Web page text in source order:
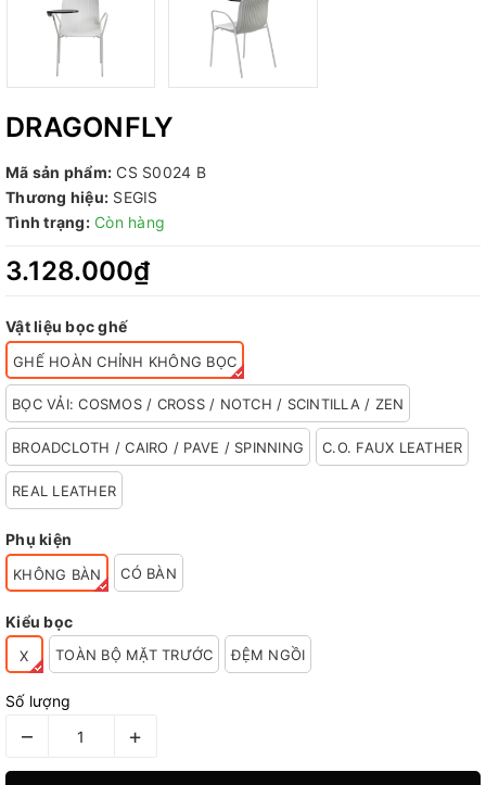
DRAGONFLY
Mã sản phẩm: CS S0024 B
Thương hiệu: SEGIS
Tình trạng: Còn hàng
3.128.000₫
Vật liệu bọc ghế
GHẾ HOÀN CHỈNH KHÔNG BỌC
BỌC VẢI: COSMOS / CROSS / NOTCH / SCINTILLA / ZEN
BROADCLOTH / CAIRO / PAVE / SPINNING C.O. FAUX LEATHER
REAL LEATHER
Phụ kiện
KHÔNG BÀN CÓ BÀN
Kiểu bọc
X TOÀN BỘ MẶT TRƯỚC ĐỆM NGỒI
Số lượng
– +